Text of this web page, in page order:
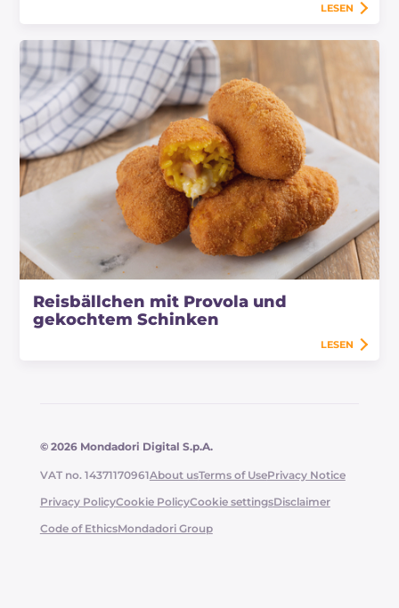
LESEN
Reisbällchen mit Provola und
gekochtem Schinken
LESEN
© 2026 Mondadori Digital S.p.A.
VAT no. 14371170961About usTerms of UsePrivacy Notice
Privacy PolicyCookie PolicyCookie settingsDisclaimer
Code of EthicsMondadori Group